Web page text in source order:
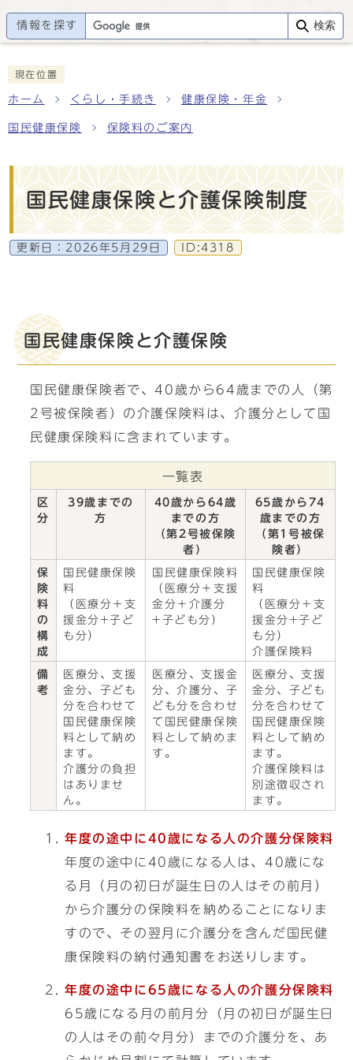
情報を探す 検索
現在位置
ホーム くらし・手続き 健康保険・年金
国民健康保険 保険料のご案内
国民健康保険と介護保険制度
更新日： 2026年5月29日 ID:4318
国民健康保険と介護保険
国民健康保険者で、40歳から64歳までの人（第
2号被保険者）の介護保険料は、介護分として国
民健康保険料に含まれています。
一覧表
区
分
39歳までの
方
40歳から64歳
までの方
（第2号被保険
者）
65歳から74
歳までの方
（第1号被保
険者）
保
険
料
の
構
成
国民健康保険
料
（医療分＋支
援金分+子ど
も分）
国民健康保険料
（医療分＋支援
金分＋介護分
+子ども分）
国民健康保険
料
（医療分＋支
援金分+子ど
も分）
介護保険料
備
考
医療分、支援
金分、子ども
分を合わせて
国民健康保険
料として納め
ます。
介護分の負担
はありませ
ん。
医療分、支援金
分、介護分、子
ども分を合わせ
て国民健康保険
料として納めま
す。
医療分、支援
金分、子ども
分を合わせて
国民健康保険
料として納め
ます。
介護保険料は
別途徴収され
ます。
年度の途中に40歳になる人の介護分保険料
年度の途中に40歳になる人は、40歳にな
る月（月の初日が誕生日の人はその前月）
から介護分の保険料を納めることになりま
すので、その翌月に介護分を含んだ国民健
康保険料の納付通知書をお送りします。
年度の途中に65歳になる人の介護分保険料
65歳になる月の前月分（月の初日が誕生日
の人はその前々月分）までの介護分を、あ